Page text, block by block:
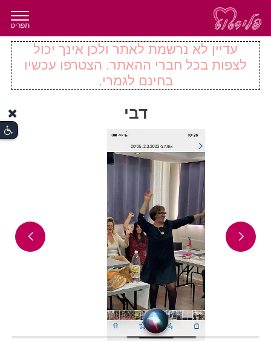
תפריט
עדיין לא נרשמת לאתר ולכן אינך יכול
לצפות בכל חברי ההאתר. הצטרפו עכשיו
בחינם לגמרי.
דבי